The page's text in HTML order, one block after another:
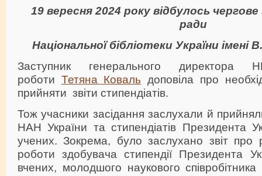
19 вересня 2024 року відбулось чергове
ради
Національної бібліотеки України імені
Заступник генерального директора
роботи Тетяна Коваль доповіла про
прийняти звіти стипендіатів.
Тож учасники засідання заслухали й
НАН України та стипендіатів Президента
учених. Зокрема, було заслухано звіт про
роботи здобувача стипендії Президента
вчених, молодшого наукового співробітника